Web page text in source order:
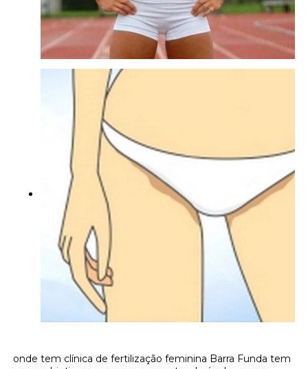
onde tem clínica de fertilização feminina Barra Funda tem